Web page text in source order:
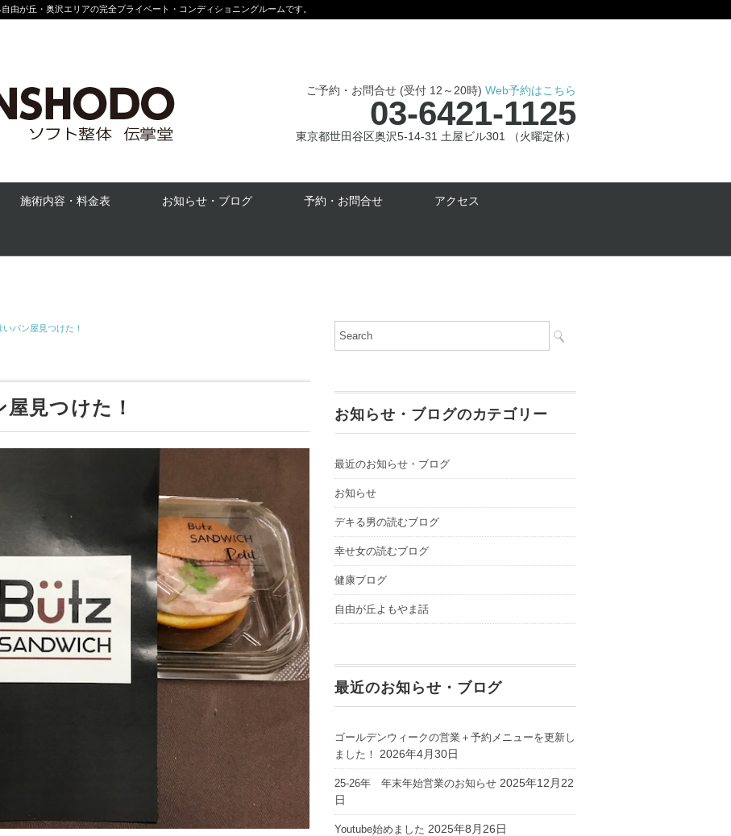
由が丘・奥沢エリアの完全プライベート・コンディショニングルームです。
ご予約・お問合せ (受付 12～20時) Web予約はこちら
03-6421-1125
東京都世田谷区奥沢5-14-31 土屋ビル301 （火曜定休）
施術内容・料金表 お知らせ・ブログ 予約・お問合せ アクセス
パン屋見つけた！
見つけた！ お知らせ・ブログのカテゴリー
最近のお知らせ・ブログ
お知らせ
デキる男の読むブログ
幸せ女の読むブログ
健康ブログ
自由が丘よもやま話
最近のお知らせ・ブログ
ゴールデンウィークの営業＋予約メニューを更新し
ました！
2026年4月30日
25-26年 年末年始営業のお知らせ 2025年12月22
日
Youtube始めました 2025年8月26日